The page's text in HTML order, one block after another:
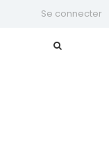
Se connecter